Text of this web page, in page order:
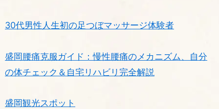
30代男性人生初の足つぼマッサージ体験者
盛岡腰痛克服ガイド：慢性腰痛のメカニズム、自分
の体チェック＆自宅リハビリ完全解説
盛岡観光スポット